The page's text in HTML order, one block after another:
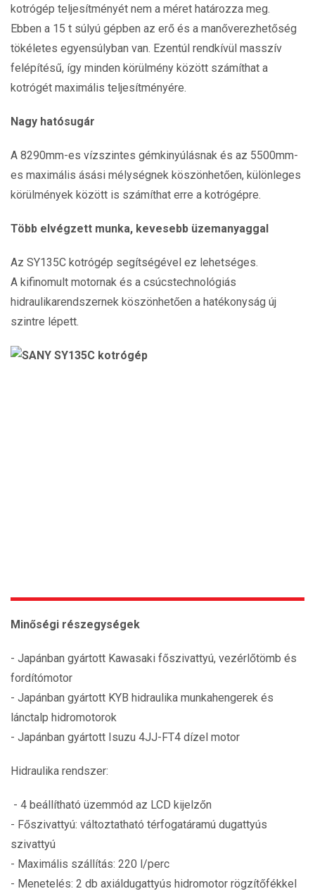
kotrógép teljesítményét nem a méret határozza meg.
Ebben a 15 t súlyú gépben az erő és a manőverezhetőség
tökéletes egyensúlyban van. Ezentúl rendkívül masszív
felépítésű, így minden körülmény között számíthat a
kotrógét maximális teljesítményére.
Nagy hatósugár
A 8290mm-es vízszintes gémkinyúlásnak és az 5500mm-
es maximális ásási mélységnek köszönhetően, különleges
körülmények között is számíthat erre a kotrógépre.
Több elvégzett munka, kevesebb üzemanyaggal
Az SY135C kotrógép segítségével ez lehetséges.
A kifinomult motornak és a csúcstechnológiás
hidraulikarendszernek köszönhetően a hatékonyság új
szintre lépett.
Minőségi részegységek
- Japánban gyártott Kawasaki főszivattyú, vezérlőtömb és
fordítómotor
- Japánban gyártott KYB hidraulika munkahengerek és
lánctalp hidromotorok
- Japánban gyártott Isuzu 4JJ-FT4 dízel motor
Hidraulika rendszer:
- 4 beállítható üzemmód az LCD kijelzőn
- Főszivattyú: változtatható térfogatáramú dugattyús
szivattyú
- Maximális szállítás: 220 l/perc
- Menetelés: 2 db axiáldugattyús hidromotor rögzítőfékkel